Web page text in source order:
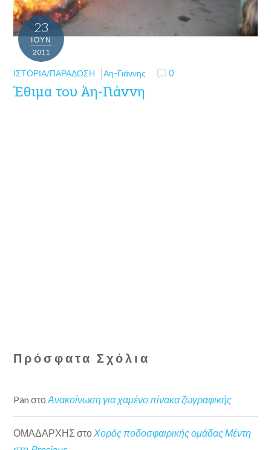
23
ΙΟΎΝ
2011
ΙΣΤΟΡΊΑ/ΠΑΡΆΔΟΣΗ Αη-Γιάννης 0
Έθιμα του Άη-Γιάννη
Πρόσφατα Σχόλια
Pan στοΑνακοίνωση για χαμένο πίνακα ζωγραφικής
ΟΜΑΔΑΡΧΗΣ στοΧορός ποδοσφαιρικής ομάδας Μέντη